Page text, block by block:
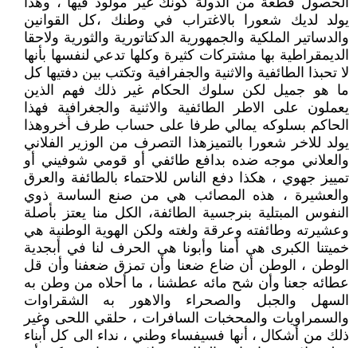
يولد لديك شعورا بالاغتراب في وطنك ،كل القوانين
والدساتير الملكية والجمهورية الدكتاتورية والثورية ولاحقا
الديمقراطية بها مشتركات كثيرة وكلها تدعي لنفسها بأنها
لا تحبذا الطائفية والاثنية والجفرافية وتكتب بين دفتيها كل
ما هو جميل لكن سلوك الحكام غير ذلك فهم الذين
يعملون على الاطر الطائفية والاثنية والجغرافية فهذا
الحاكم بسلوكه يمالي طرفا على حساب طرف أخروهذا
يولد للاخر شعورا بالتميزهذا التصرف من الوزير الفلاني
والعلاني موجه ضده بدافع طائفي أو قومي شوفيني أو
تمييز جهوي ، هكذا دفع الناس للاحتماء بالطائفة والعرق
والعشيرة ، هذه المصائب هي من صنع الساسة ذوي
النفوس المبتلية بنرجسية الطائفة، الكل منا يعتز بأصلة
وعشيرته وطائفته وعرقة ولغته ولكن الهوية الوطنية هي
خميتنا الكبرى هي أمنا وأبونا هي الحرف لنا في أبجدية
الوطن ، الوطن أن ضاع ضعنا وأن تمزق ضعفنا وأن قل
عطائه جعنا وأن شح مائه عطشنا ، ما أحلاه من وطن به
السهل والجبل والصحراء والاهور به الشقراوات
والسمراويات والمحخبات السافرات ، حلقي اللحى وغير
ذلك من أشكال ، أنها فسيفساء وطني ، نداء الى كل أبناء